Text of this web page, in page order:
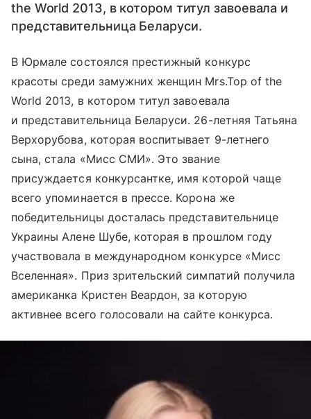
the World 2013, в котором титул завоевала и
представительница Беларуси.
В Юрмале состоялся престижный конкурс
красоты среди замужних женщин Mrs.Top of the
World 2013, в котором титул завоевала
и представительница Беларуси. 26-летняя Татьяна
Верхорубова, которая воспитывает 9-летнего
сына, стала «Мисс СМИ». Это звание
присуждается конкурсантке, имя которой чаще
всего упоминается в прессе. Корона же
победительницы досталась представительнице
Украины Алене Шубе, которая в прошлом году
участвовала в международном конкурсе «Мисс
Вселенная». Приз зрительский симпатий получила
американка Кристен Веардон, за которую
активнее всего голосовали на сайте конкурса.